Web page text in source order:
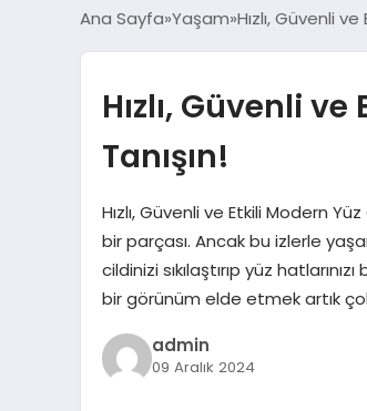
Ana Sayfa Yaşam Hızlı, Güvenli
Hızlı, Güvenli
Tanışın!
Hızlı, Güvenli ve Etkili Modern
bir parçası. Ancak bu izlerle
cildinizi sıkılaştırıp yüz
bir görünüm elde etmek artık
admin
09 Aralık 2024